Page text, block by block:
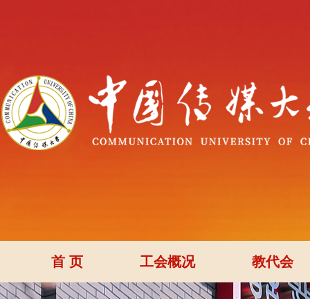
首 页 工会概况 教代会